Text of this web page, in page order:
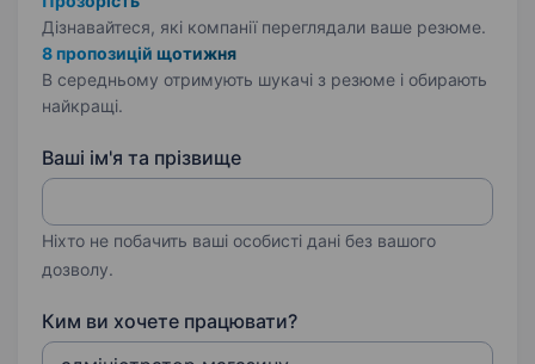
Дізнавайтеся, які компанії переглядали ваше резюме.
8 пропозицій щотижня
В середньому отримують шукачі з резюме і обирають
найкращі.
Ваші ім'я та прізвище
Ніхто не побачить ваші особисті дані без вашого
дозволу.
Ким ви хочете працювати?